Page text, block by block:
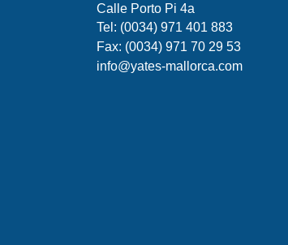
Calle Porto Pi 4a
Tel: (0034) 971 401 883
Fax: (0034) 971 70 29 53
info@yates-mallorca.com